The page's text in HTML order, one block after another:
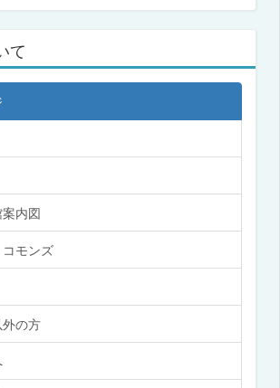
て
内図
モンズ
の方